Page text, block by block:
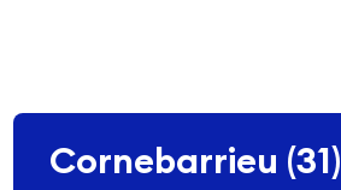
Cornebarrieu (31)